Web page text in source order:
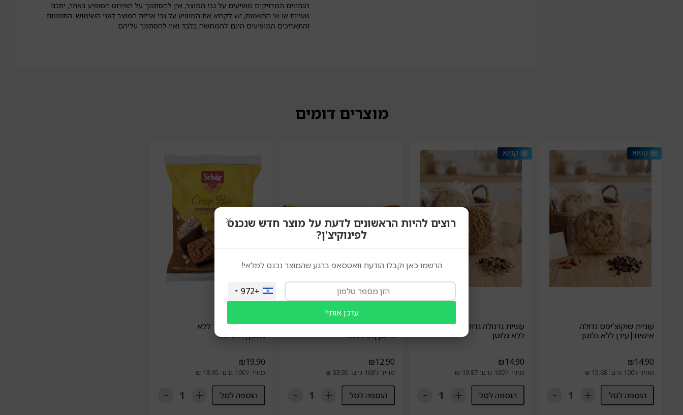
הנתונים המדויקים מופיעים על גבי המוצר, אין להסתמך על הפירוט המופיע באתר, יתכנו
טעויות או אי התאמות, יש לקרוא את המופיע על גבי אריזת המוצר לפני השימוש. התמונות
והתאריכים המופיעים הינם להמחשה בלבד ואין להסתמך עליהם.
מוצרים דומים
עוגיית שוקוצ'יפס גדולה
אישית|עידן ללא גלוטן
₪14.90
מחיר ל100 גרם: 15.68 ₪
הוספה לסל
עוגיית גרנולה גדולה אישית|עידן
ללא גלוטן
₪14.90
מחיר ל100 גרם: 19.87 ₪
הוספה לסל
וואפל MAXI BREAK ללא
גלוטן|SCHAR
₪12.90
מחיר ל100 גרם: 33.95 ₪
הוספה לסל
וואפל קריספ בר ללא
גלוטן|SCHAR
₪19.90
מחיר ל100 גרם: 18.95 ₪
הוספה לסל
רוצים להיות הראשונים לדעת על מוצר חדש שנכנס
לפינוקיצ'ן?
×
הרשמו כאן וקבלו הודעת וואטסאפ ברגע שהמוצר נכנס למלאי!
+972
עדכן אותי!